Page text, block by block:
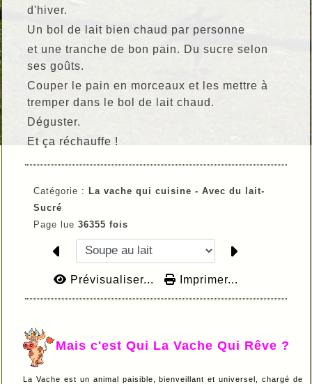
d'hiver.
Un bol de lait bien chaud par personne
et une tranche de bon pain. Du sucre selon
ses goûts.
Couper le pain en morceaux et les mettre à
tremper dans le bol de lait chaud.
Déguster.
Et ça réchauffe !
Catégorie : La vache qui cuisine - Avec du lait-
Sucré
Page lue 36355 fois
Prévisualiser... Imprimer...
Mais c'est Qui La Vache Qui Rêve ?
La Vache est un animal paisible, bienveillant et universel, chargé de